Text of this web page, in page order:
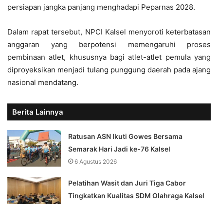
persiapan jangka panjang menghadapi Peparnas 2028.
Dalam rapat tersebut, NPCI Kalsel menyoroti keterbatasan
anggaran yang berpotensi memengaruhi proses
pembinaan atlet, khususnya bagi atlet-atlet pemula yang
diproyeksikan menjadi tulang punggung daerah pada ajang
nasional mendatang.
Berita Lainnya
Ratusan ASN Ikuti Gowes Bersama
Semarak Hari Jadi ke-76 Kalsel
6 Agustus 2026
Pelatihan Wasit dan Juri Tiga Cabor
Tingkatkan Kualitas SDM Olahraga Kalsel